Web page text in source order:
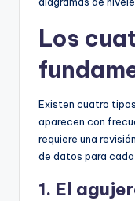
Los
Existen cuatro
aparecen con
requiere una
de datos para cada
1. El